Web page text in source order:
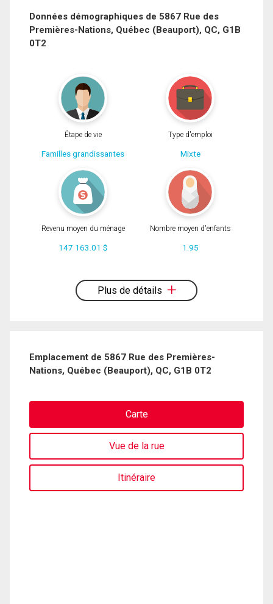
d'utilisation et vous nous fournissez l'autorisation écrite de communiquer avec
Téléphone
Données démographiques de 5867 Rue des
Premières-Nations, Québec (Beauport), QC, G1B
0T2
Étape de vie
Familles grandissantes
Type d'emploi
Mixte
Revenu moyen du ménage
147 163.01 $
Nombre moyen d'enfants
1.95
Plus de détails
Emplacement de 5867 Rue des Premières-
Nations, Québec (Beauport), QC, G1B 0T2
Carte
Vue de la rue
Itinéraire